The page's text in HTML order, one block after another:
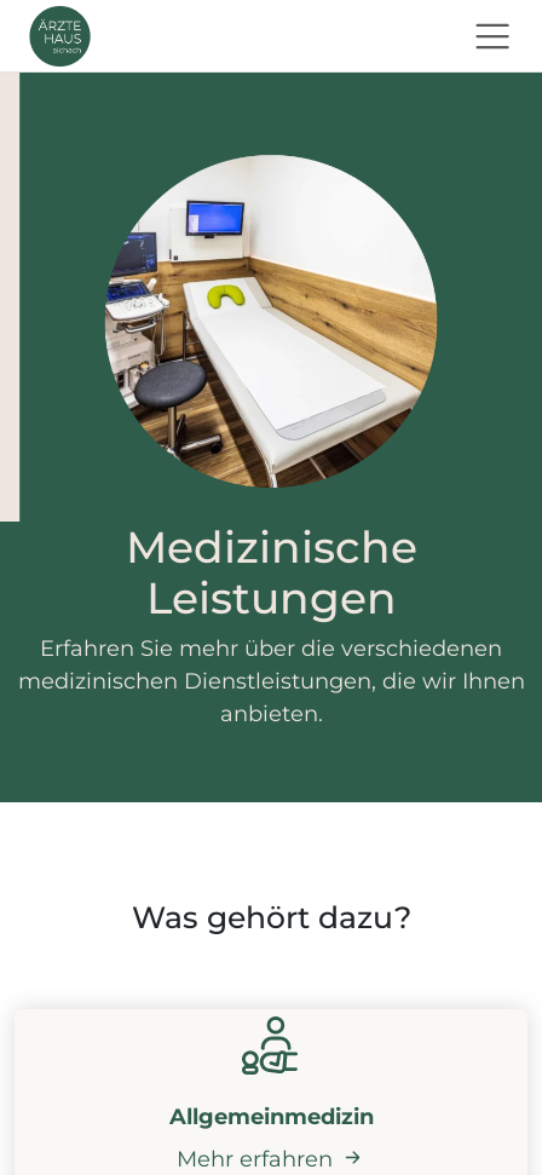
Medizinische
Leistungen
Erfahren Sie mehr über die verschiedenen
medizinischen Dienstleistungen, die wir Ihnen
anbieten.
Was gehört dazu?
Allgemeinmedizin
Mehr erfahren